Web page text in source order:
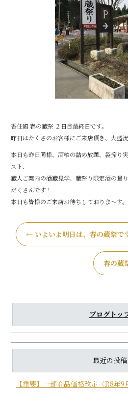
香住鶴 春の蔵祭 ２日目最終日です。
昨日はたくさのお客様にご来店頂き、大盛
本日も昨日同様、酒粕の詰め放題、袋搾り
スト、
蔵人ご案内の酒蔵見学、蔵祭り限定酒の量
だくさんです！
本日も皆様のご来店お待ちしておりま～す。
← いよいよ明日は、春の蔵祭で
春の蔵
ブログトッ
最近の投稿
【重要】一部商品価格改定（R8年